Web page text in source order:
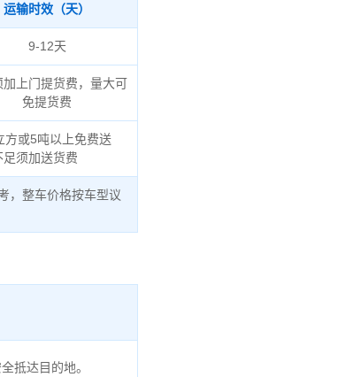
运输时效（天）
9-12天
加上门提货费，量大可
免提货费
方或5吨以上免费送
足须加送货费
，整车价格按车型议
抵达目的地。